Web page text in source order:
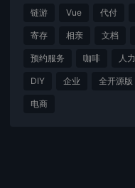
链游 Vue 代付
寄存 相亲 文档
预约服务 咖啡 人力
DIY 企业 全开源版
电商